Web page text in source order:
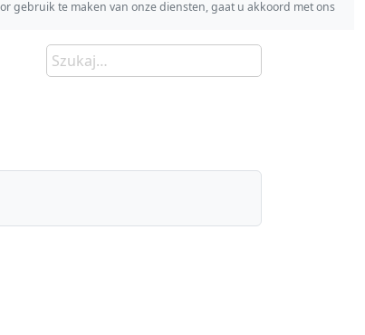
gebruik te maken van onze diensten, gaat u akkoord met ons